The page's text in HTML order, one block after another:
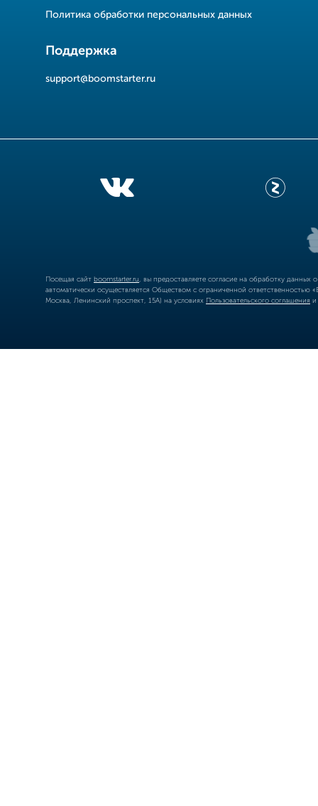
Политика обработки персональных данных
Поддержка
support@boomstarter.ru
Посещая сайт boomstarter.ru , вы предоставляете согласие на обработку
автоматически осуществляется Обществом с ограниченной
Москва, Ленинский проспект, 15А) на условиях Пользовательского соглашения и